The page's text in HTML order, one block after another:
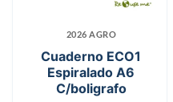
2026 AGRO
Cuaderno ECO1
Espiralado A6
C/boligrafo